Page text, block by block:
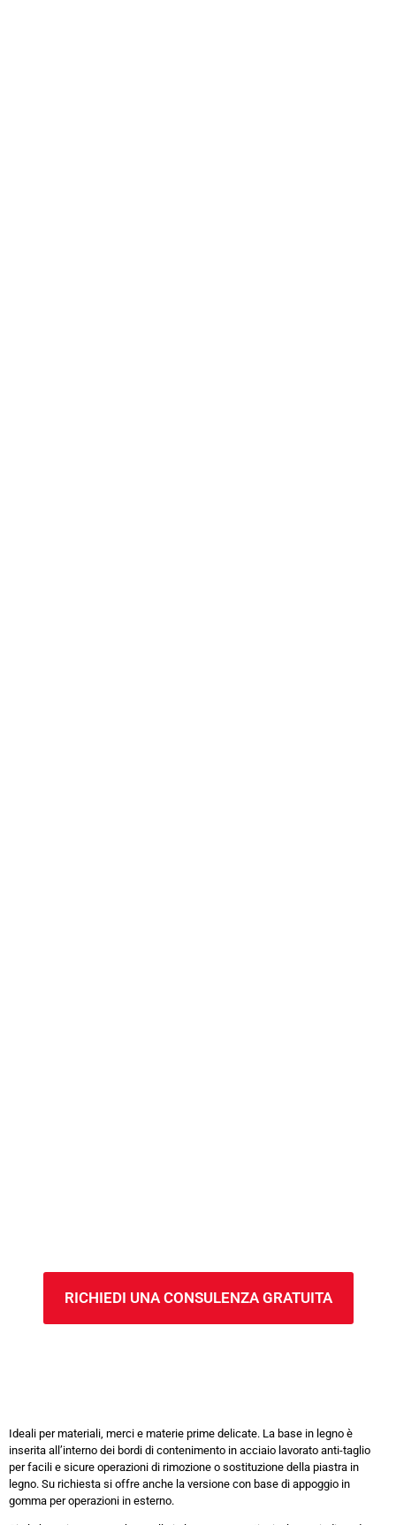
RICHIEDI UNA CONSULENZA GRATUITA
Ideali per materiali, merci e materie prime delicate. La base in legno è
inserita all’interno dei bordi di contenimento in acciaio lavorato anti-taglio
per facili e sicure operazioni di rimozione o sostituzione della piastra in
legno. Su richiesta si offre anche la versione con base di appoggio in
gomma per operazioni in esterno.